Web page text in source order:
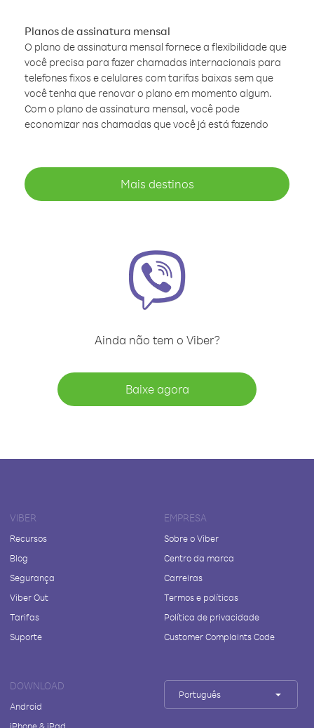
Planos de assinatura mensal
O plano de assinatura mensal fornece a flexibilidade que
você precisa para fazer chamadas internacionais para
telefones fixos e celulares com tarifas baixas sem que
você tenha que renovar o plano em momento algum.
Com o plano de assinatura mensal, você pode
economizar nas chamadas que você já está fazendo
Mais destinos
Ainda não tem o Viber?
Baixe agora
VIBER
Recursos
Blog
Segurança
Viber Out
Tarifas
Suporte
EMPRESA
Sobre o Viber
Centro da marca
Carreiras
Termos e políticas
Política de privacidade
Customer Complaints Code
DOWNLOAD
Android
Português